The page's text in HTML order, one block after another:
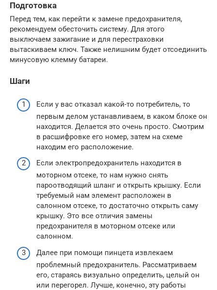
Подготовка
Перед тем, как перейти к замене предохранителя,
рекомендуем обесточить систему. Для этого
выключаем зажигание и для перестраховки
вытаскиваем ключ. Также нелишним будет отсоединить
минусовую клемму батареи.
Шаги
Если у вас отказал какой-то потребитель, то
первым делом устанавливаем, в каком блоке он
находится. Делается это очень просто. Смотрим
в расшифровке его номер, затем на схеме
находим его расположение.
Если электропредохранитель находится в
моторном отсеке, то нам нужно снять
пароотводящий шланг и открыть крышку. Если
требуемый нам элемент расположен в
салонном отсеке, то достаточно открыть саму
крышку. Это все отличия замены
предохранителя в моторном отсеке или
салонном.
Далее при помощи пинцета извлекаем
проблемный предохранитель. Рассматриваем
его, стараясь визуально определить, целый он
или перегорел. Лучше, конечно, эту работы